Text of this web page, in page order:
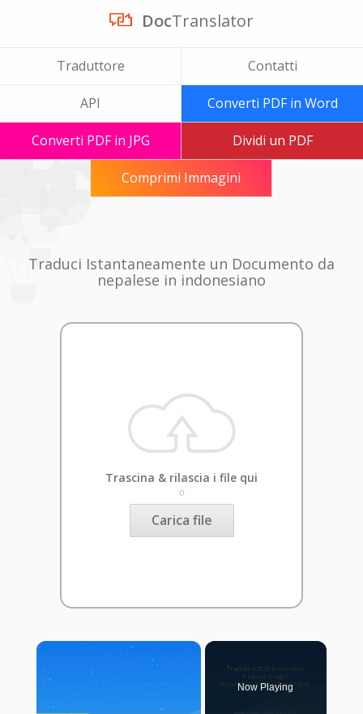
DocTranslator
Traduttore Contatti
API Converti PDF in Word
Converti PDF in JPG Dividi un PDF
Comprimi Immagini
Traduci Istantaneamente un Documento da
nepalese in indonesiano
Trascina & rilascia i file qui
o
Carica file
×
Now Playing